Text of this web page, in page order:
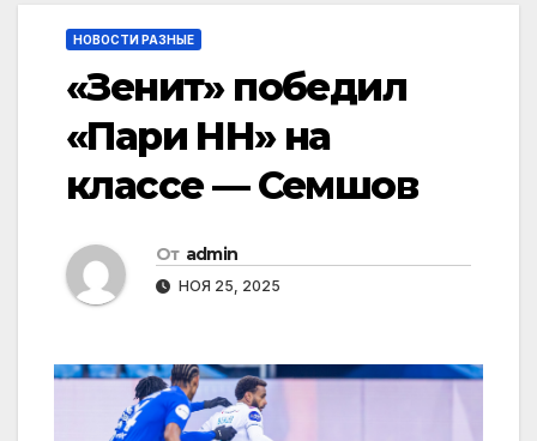
НОВОСТИ РАЗНЫЕ
«Зенит» победил
«Пари НН» на
классе — Семшов
От admin
НОЯ 25, 2025